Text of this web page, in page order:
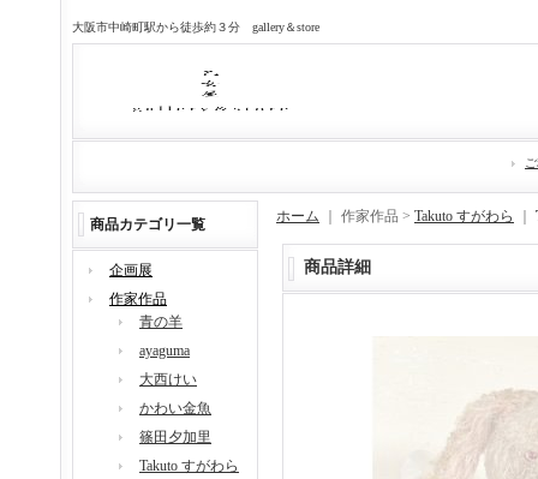
大阪市中崎町駅から徒歩約３分 gallery＆store
商品カテゴリ一覧
企画展
作家作品
青の羊
ayaguma
大西けい
かわい金魚
篠田夕加里
Takuto すがわら
ホーム ｜ 作家作品 > Takuto すがわら
商品詳細